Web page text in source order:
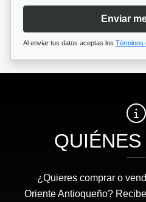
Enviar
Al enviar tus datos aceptas los Términos
¿Quieres comprar o
Oriente Antioqueño?